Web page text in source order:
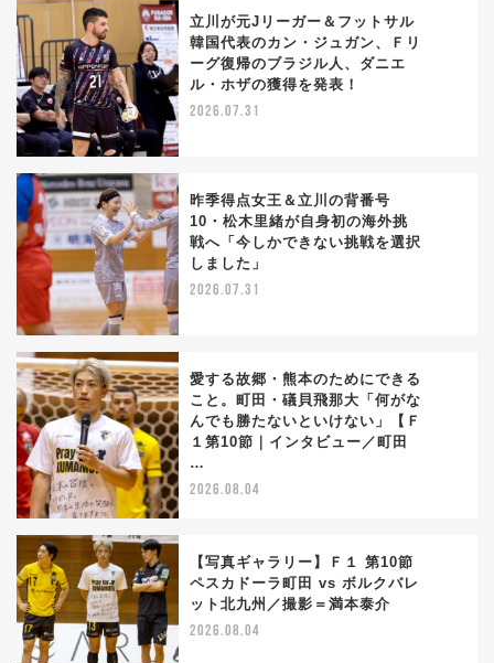
立川が元Jリーガー＆フットサル
韓国代表のカン・ジュガン、Ｆリ
ーグ復帰のブラジル人、ダニエ
ル・ホザの獲得を発表！
2026.07.31
昨季得点女王＆立川の背番号
10・松木里緒が自身初の海外挑
戦へ「今しかできない挑戦を選択
しました」
2026.07.31
愛する故郷・熊本のためにできる
こと。町田・礒貝飛那大「何がな
んでも勝たないといけない」【Ｆ
１第10節｜インタビュー／町田
…
2026.08.04
【写真ギャラリー】Ｆ１ 第10節
ペスカドーラ町田 vs ボルクバレ
ット北九州／撮影＝満本泰介
2026.08.04